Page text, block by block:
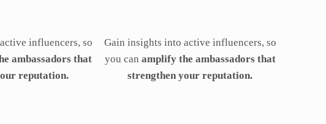
influencers, so
ambassadors that
reputation.
Gain insights into active influencers, so
you can amplify the ambassadors that
strengthen your reputation.